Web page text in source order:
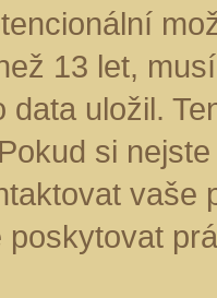
13 let,
data uložil.
si
vaše
poskytovat